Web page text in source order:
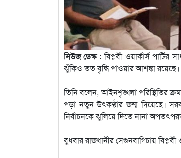
নিউজ ডেস্ক : বিপ্লবী ওয়ার্কার্স
ঝুঁকিও তত বৃদ্ধি পাওয়ার আশঙ্কা রয়েছে।
তিনি বলেন, আইনশৃঙ্খলা পরিস্থিতির
পড়া নতুন উৎকণ্ঠার জন্ম দিয়েছে।
নির্বাচনকে ঝুলিয়ে দিতে নানা
বুধবার রাজধানীর সেগুনবাগিচায়